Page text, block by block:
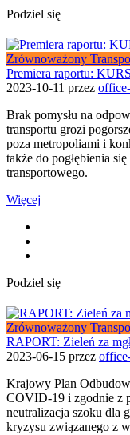
Podziel się
Zrównoważony
Premiera raportu:
2023-10-11 przez
Brak pomysłu na
transportu grozi
poza metropoliami i
także do pogłębienia
transportowego.
Więcej
Podziel się
Zrównoważony
RAPORT: Zieleń za
2023-06-15 przez
Krajowy Plan
COVID-19 i zgodnie z
neutralizacja szoku dla
kryzysu związanego z